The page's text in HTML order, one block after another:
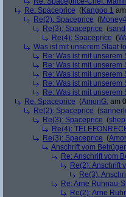
Re: Spaceprice (Kangoo 1
Re(2): Spaceprice (
Re(3): Spaceprice (
Re(4): Spaceprice (
Was ist mit unserem Staat
Re: Was ist mit unserem
Re: Was ist mit unserem
Re: Was ist mit unserem
Re: Was ist mit unserem
Re: Was ist mit unserem
Re: Spaceprice (AmonG. am
Re(2): Spaceprice (
Re(3): Spaceprice (
Re(4):
Re(3): Spaceprice (
Anschrift vom
Re: Anschrift vom
Re(2): Anschrift
Re(3):
Re: Arne Ruhnau-
Re(2): Arne